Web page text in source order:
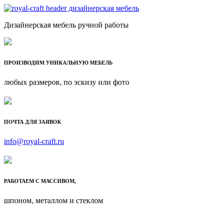
Дизайнерская мебель ручной работы
ПРОИЗВОДИМ УНИКАЛЬНУЮ МЕБЕЛЬ
любых размеров, по эскизу или фото
ПОЧТА ДЛЯ ЗАЯВОК
info@royal-craft.ru
РАБОТАЕМ С МАССИВОМ,
шпоном, металлом и стеклом